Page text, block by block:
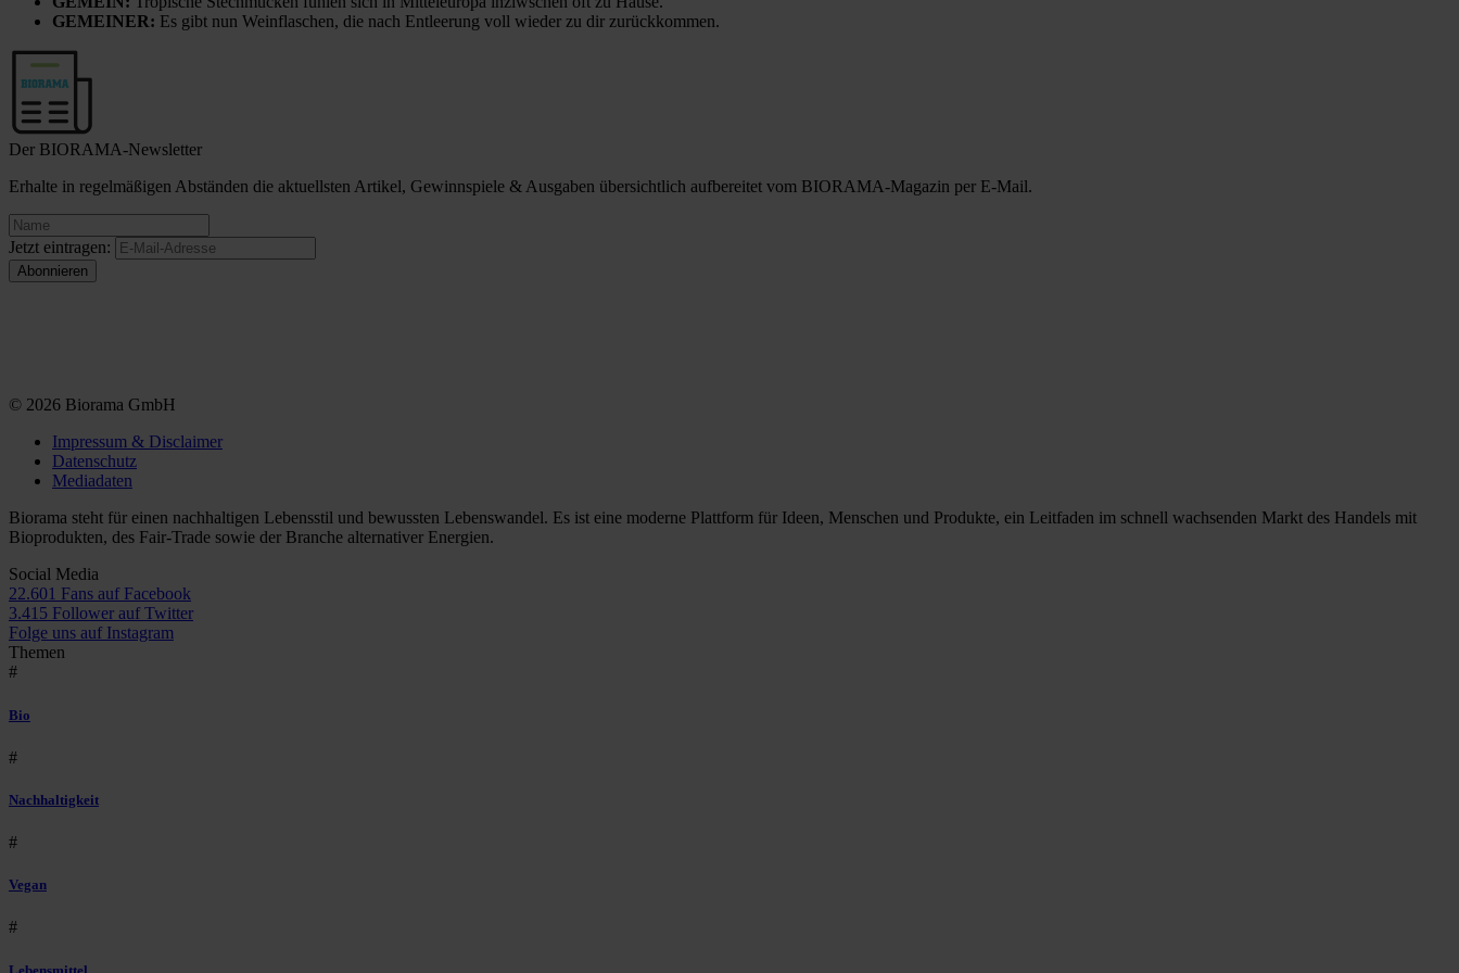
GEMEINER: Es gibt nun Weinflaschen, die nach Entleerung voll wieder zu dir zurückkommen.
Der BIORAMA-Newsletter
Erhalte in regelmäßigen Abständen die aktuellsten Artikel, Gewinnspiele & Ausgaben übersichtlich aufbereitet vom BIORAMA-Magazin per E-Mail.
Jetzt eintragen:
© 2026 Biorama GmbH
Impressum & Disclaimer
Datenschutz
Mediadaten
Biorama steht für einen nachhaltigen Lebensstil und bewussten Lebenswandel. Es ist eine moderne Plattform für Ideen, Menschen und Produkte, ein Leitfaden im schnell wachsenden Markt des Handels mit
Bioprodukten, des Fair-Trade sowie der Branche alternativer Energien.
Social Media
22.601 Fans auf Facebook
3.415 Follower auf Twitter
Folge uns auf Instagram
Themen
#
Bio
#
Nachhaltigkeit
#
Vegan
#